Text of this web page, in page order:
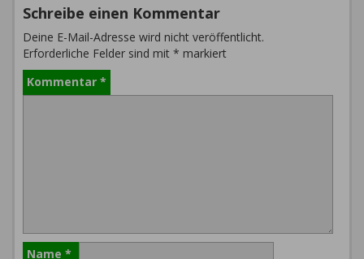
Schreibe einen Kommentar
Deine E-Mail-Adresse wird nicht veröffentlicht.
Erforderliche Felder sind mit * markiert
Kommentar *
Name *